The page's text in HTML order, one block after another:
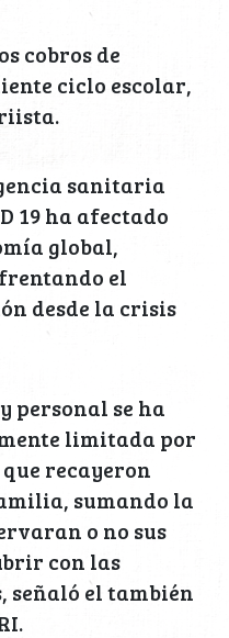
cobros de
ciclo escolar,
sanitaria
19 ha afectado
global,
el
desde la crisis
personal se ha
limitada por
recayeron
sumando la
o no sus
con las
señaló el también